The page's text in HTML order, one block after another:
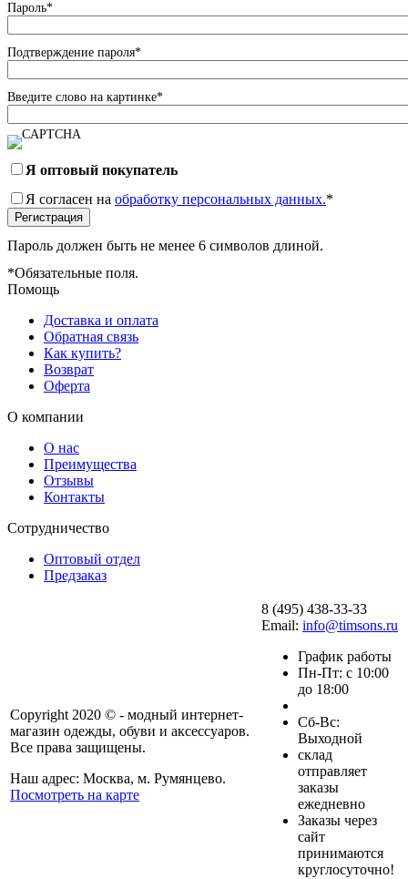
Пароль*
Подтверждение пароля*
Введите слово на картинке*
Я оптовый покупатель
Я согласен на обработку персональных данных.*
Пароль должен быть не менее 6 символов длиной.
*Обязательные поля.
Помощь
Доставка и оплата
Обратная связь
Как купить?
Возврат
Оферта
О компании
О нас
Преимущества
Отзывы
Контакты
Сотрудничество
Оптовый отдел
Предзаказ
Copyright 2020 © - модный интернет-
магазин одежды, обуви и аксессуаров.
Все права защищены.
Наш адрес: Москва, м. Румянцево.
Посмотреть на карте
8 (495) 438-33-33
Email: info@timsons.ru
График работы
Пн-Пт: с 10:00
до 18:00
Cб-Вс:
Выходной
склад
отправляет
заказы
ежедневно
Заказы через
сайт
принимаются
круглосуточно!